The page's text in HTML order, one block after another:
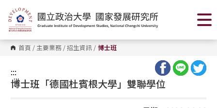
到
主
要
內
容
區 首頁 / 主要業務 /招生資訊 / 博士班
:::
:::
博士班「德國杜賓根大學」雙聯學位